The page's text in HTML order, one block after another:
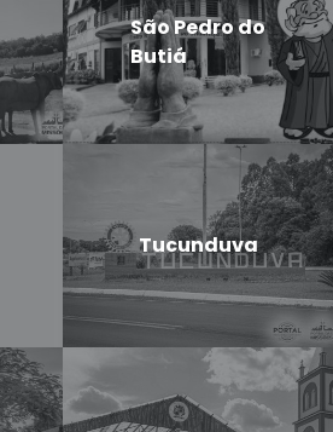
São Pedro do
Butiá
Tucunduva